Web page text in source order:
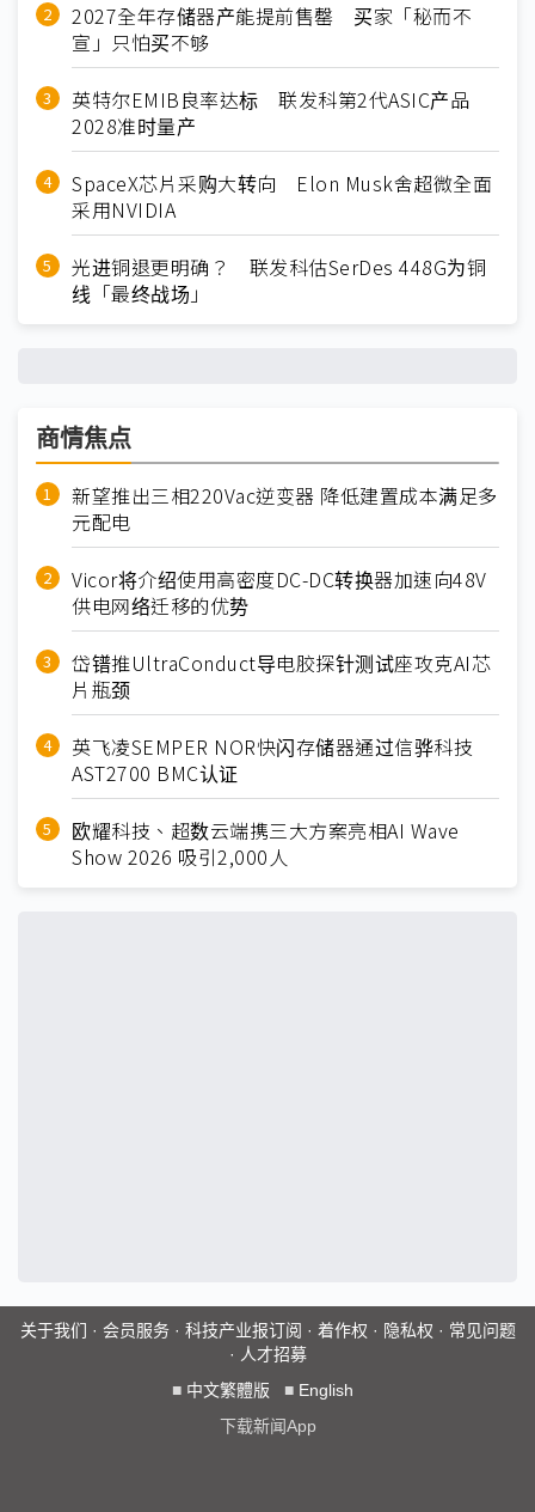
2027全年存储器产能提前售罄 买家「秘而不
宣」只怕买不够
英特尔EMIB良率达标 联发科第2代ASIC产品
2028准时量产
SpaceX芯片采购大转向 Elon Musk舍超微全面
采用NVIDIA
光进铜退更明确？ 联发科估SerDes 448G为铜
线「最终战场」
商情焦点
新望推出三相220Vac逆变器 降低建置成本满足多
元配电
Vicor将介绍使用高密度DC-DC转换器加速向48V
供电网络迁移的优势
岱镨推UltraConduct导电胶探针测试座攻克AI芯
片瓶颈
英飞凌SEMPER NOR快闪存储器通过信骅科技
AST2700 BMC认证
欧耀科技、超数云端携三大方案亮相AI Wave
Show 2026 吸引2,000人
关于我们 · 会员服务· 科技产业报订阅 · 着作权 · 隐私权 · 常见问题
· 人才招募
■ 中文繁體版 ■ English
下载新闻App